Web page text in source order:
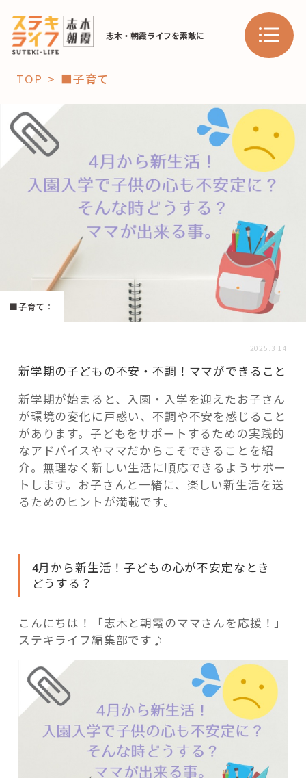
志木・朝霞ライフを素敵に
「コト」
暮らし
おすすめ
スポット 学び・教育
「場」
HAREL
活用事例
「モノ」
fleXe リノベ事例
「ひと」
協賛・協力店
記事検索
TOP ■子育て
■子育て ：
2025.3.14
新学期の子どもの不安・不調！ママができること
新学期が始まると、入園・入学を迎えたお子さん
が環境の変化に戸惑い、不調や不安を感じること
があります。子どもをサポートするための実践的
なアドバイスやママだからこそできることを紹
介。無理なく新しい生活に順応できるようサポー
トします。お子さんと一緒に、楽しい新生活を送
るためのヒントが満載です。
4月から新生活！子どもの心が不安定なとき
どうする？
こんにちは！「志木と朝霞のママさんを応援！」
ステキライフ編集部です♪